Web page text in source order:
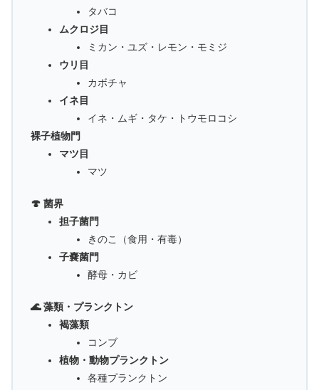
タバコ
ムクロジ目
ミカン・ユズ・レモン・モミジ
ウリ目
カボチャ
イネ目
イネ・ムギ・タケ・トウモロコシ
裸子植物門
マツ目
マツ
🍄 菌界
担子菌門
きのこ（食用・有毒）
子嚢菌門
酵母・カビ
🌊 藻類・プランクトン
褐藻類
コンブ
植物・動物プランクトン
各種プランクトン